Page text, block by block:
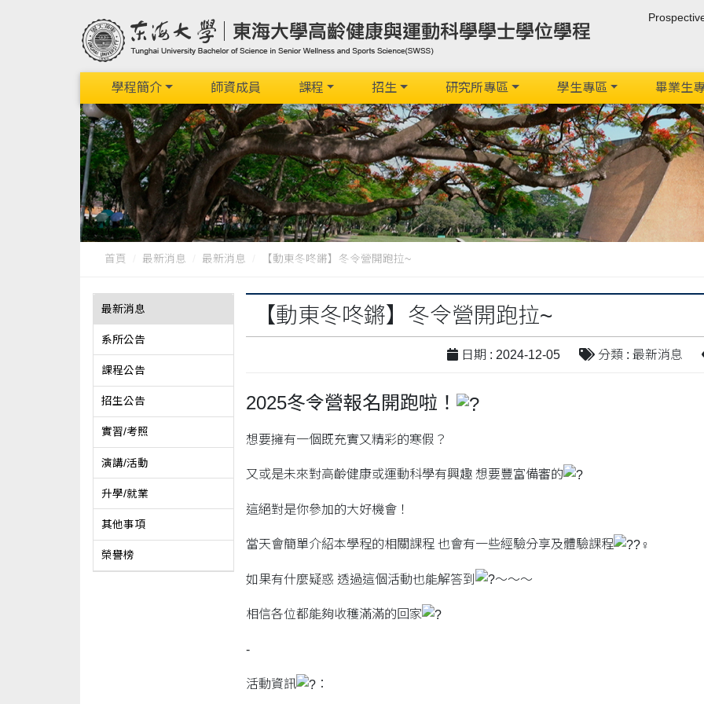
學程簡介 師資成員 課程 招生 研究所專區 學生專區 畢業生
首頁 最新消息 最新消息 【動東冬咚鏘】冬令營開跑拉~
最新消息
系所公告
課程公告
招生公告
實習/考照
演講/活動
升學/就業
其他事項
榮譽榜
【動東冬咚鏘】冬令營開跑拉~
日期 : 2024-12-05 分類 : 最新消息
2025冬令營報名開跑啦！
想要擁有一個既充實又精彩的寒假？
又或是未來對高齡健康或運動科學有興趣 想要豐富備審的
這絕對是你參加的大好機會！
當天會簡單介紹本學程的相關課程 也會有一些經驗分享及體驗課程
如果有什麼疑惑 透過這個活動也能解答到 ～～～
相信各位都能夠收穫滿滿的回家
-
活動資訊 ：